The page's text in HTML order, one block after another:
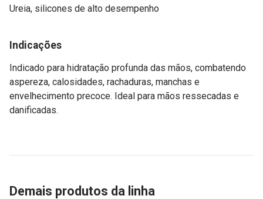
Ureia, silicones de alto desempenho
Indicações
Indicado para hidratação profunda das mãos, combatendo
aspereza, calosidades, rachaduras, manchas e
envelhecimento precoce. Ideal para mãos ressecadas e
danificadas.
Demais produtos da linha